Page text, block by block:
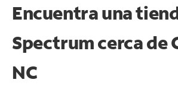
Encuentra una
Spectrumcerca de
NC